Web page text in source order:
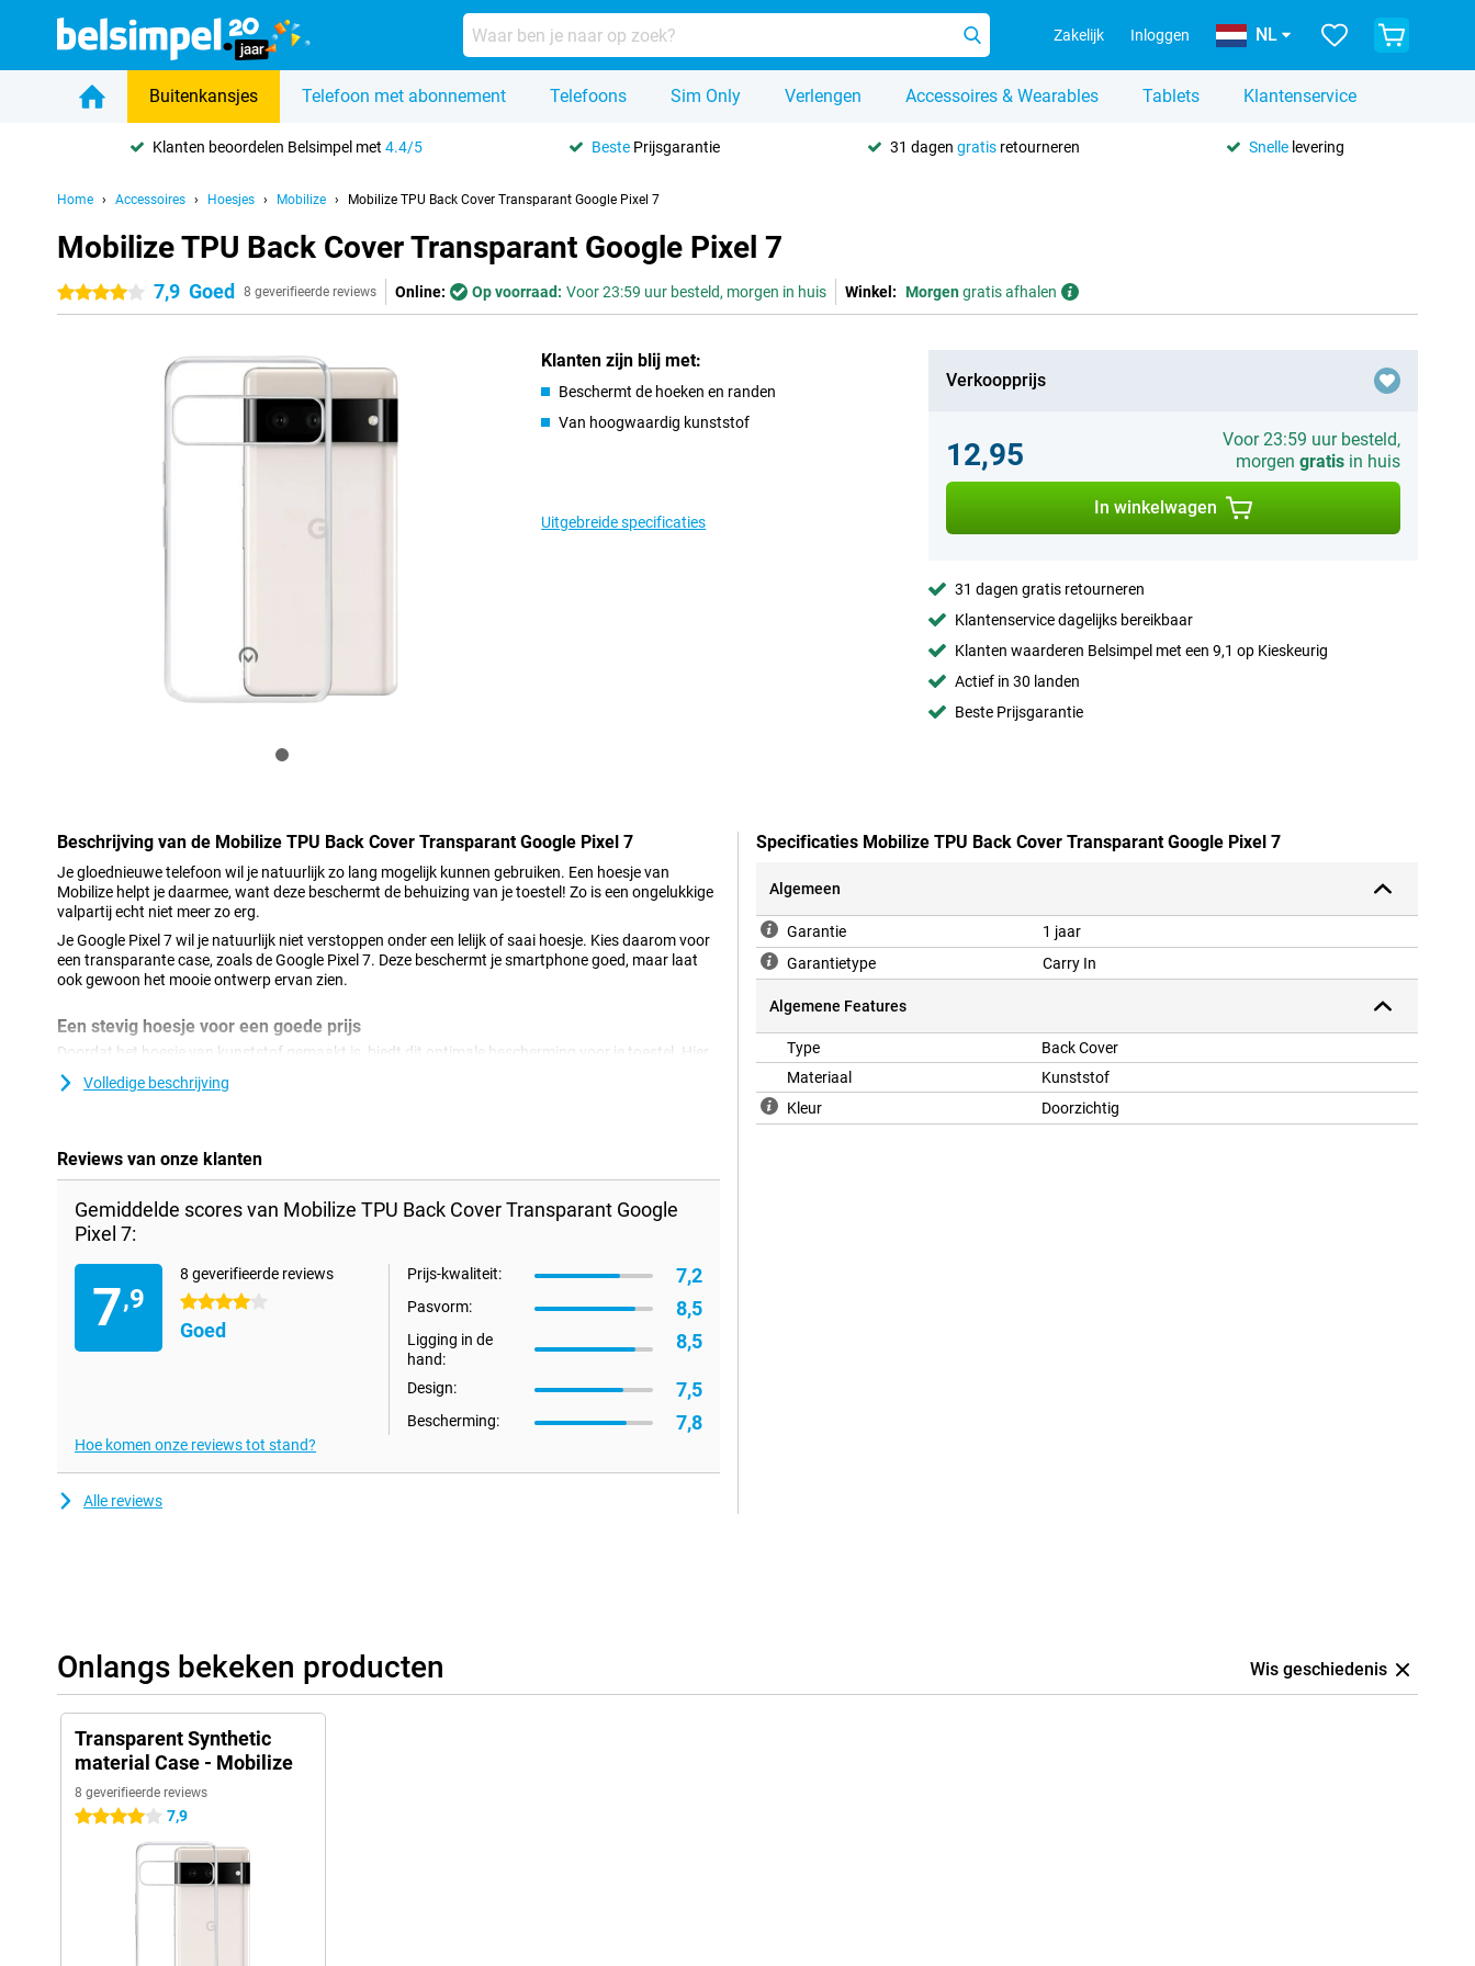
Zakelijk Inloggen NL
Buitenkansjes Telefoon met abonnement Telefoons Sim Only Verlengen Accessoires & Wearables Tablets Klantenservice
Klanten beoordelen Belsimpel met4.4/5 Beste Prijsgarantie 31 dagen gratisretourneren Snellelevering
Home Accessoires Hoesjes Mobilize Mobilize TPU Back Cover Transparant Google Pixel 7
Mobilize TPU Back Cover Transparant Google Pixel 7
4 sterren7,9 Goed 8 geverifieerde reviews Online: Op voorraad: Voor 23:59 uur besteld, morgen in huis Winkel: Morgengratis afhalen
Klanten zijn blij met:
Beschermt de hoeken en randen
Van hoogwaardig kunststof
Uitgebreide specificaties
Verkoopprijs
12,95
Voor 23:59 uur besteld,
morgen gratisin huis
In winkelwagen
31 dagen gratis retourneren
Klantenservice dagelijks bereikbaar
Klanten waarderen Belsimpel met een 9,1 op Kieskeurig
Actief in 30 landen
Beste Prijsgarantie
Beschrijving van de Mobilize TPU Back Cover Transparant Google Pixel 7
Je gloednieuwe telefoon wil je natuurlijk zo lang mogelijk kunnen gebruiken. Een hoesje van
Mobilize helpt je daarmee, want deze beschermt de behuizing van je toestel! Zo is een ongelukkige
valpartij echt niet meer zo erg.
Je Google Pixel 7 wil je natuurlijk niet verstoppen onder een lelijk of saai hoesje. Kies daarom voor
een transparante case, zoals de Google Pixel 7. Deze beschermt je smartphone goed, maar laat
ook gewoon het mooie ontwerp ervan zien.
Een stevig hoesje voor een goede prijs
Doordat het hoesje van kunststof gemaakt is, biedt dit optimale bescherming voor je toestel. Hier
komt nog bij dat kunststof hoesjes vaak niet zo duur zijn als andere hoesjes. Veel meer toestellen
zijn tegenwoordig vervaardigd van glas. Daarmee wordt het ook belangrijker om je toestel te
flexibel TPU materiaal en vormt zich mooi om je Google Pixel 7 heen. Ook zijn er uitsparingen voor
de camera, poorten en knoppen; zodat je alle functies gewoon kunt gebruiken.
Volledige beschrijving
Reviews van onze klanten
Gemiddelde scores van Mobilize TPU Back Cover Transparant Google
Pixel 7:
7,9
8 geverifieerde reviews
4 sterren
Goed
Prijs-kwaliteit: 7,2
Pasvorm: 8,5
Ligging in de
hand:
8,5
Design: 7,5
Bescherming: 7,8
Hoe komen onze reviews tot stand?
Alle reviews
Specificaties Mobilize TPU Back Cover Transparant Google Pixel 7
Algemeen
Garantie
1 jaar
Garantietype
Carry In
Algemene Features
Type
Back Cover
Materiaal
Kunststof
Kleur
Doorzichtig
Onlangs bekeken producten Wis geschiedenis
Transparent Synthetic
material Case - Mobilize
8 geverifieerde reviews
4 sterren 7,9